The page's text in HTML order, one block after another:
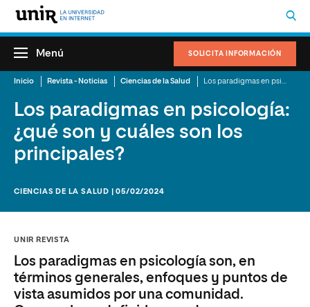
SOLICITA INFORMACIÓN
Menú
Inicio Revista - Noticias Ciencias de la Salud
Los paradigmas en psicología:
¿qué son y cuáles son los
principales?
CIENCIAS DE LA SALUD | 05/02/2024
UNIR REVISTA
Los paradigmas en psicología son, en
términos generales, enfoques y puntos de
vista asumidos por una comunidad.